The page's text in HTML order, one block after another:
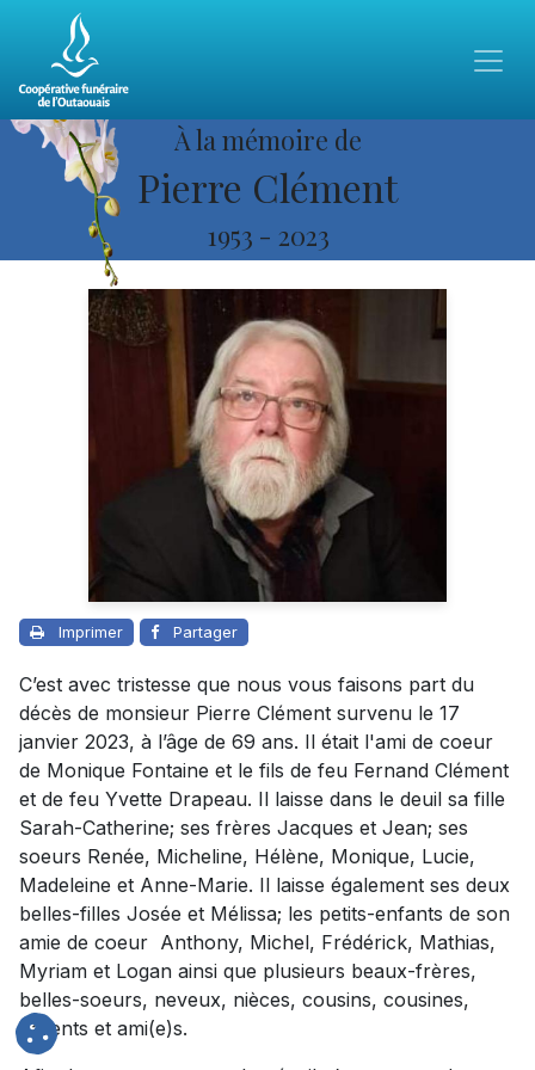
À la mémoire de
Pierre Clément
1953 - 2023
Imprimer Partager
C’est avec tristesse que nous vous faisons part du
décès de monsieur Pierre Clément survenu le 17
janvier 2023, à l’âge de 69 ans. Il était l'ami de coeur
de Monique Fontaine et le fils de feu Fernand Clément
et de feu Yvette Drapeau. Il laisse dans le deuil sa fille
Sarah-Catherine; ses frères Jacques et Jean; ses
soeurs Renée, Micheline, Hélène, Monique, Lucie,
Madeleine et Anne-Marie. Il laisse également ses deux
belles-filles Josée et Mélissa; les petits-enfants de son
amie de coeur Anthony, Michel, Frédérick, Mathias,
Myriam et Logan ainsi que plusieurs beaux-frères,
belles-soeurs, neveux, nièces, cousins, cousines,
parents et ami(e)s.